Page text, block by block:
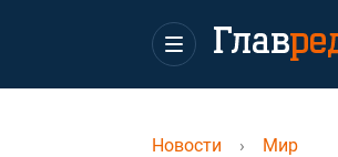
Новости › Мир